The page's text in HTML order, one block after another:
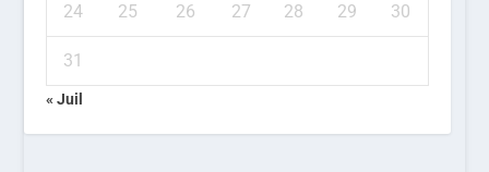
24 25 26 27 28 29 30
31
« Juil